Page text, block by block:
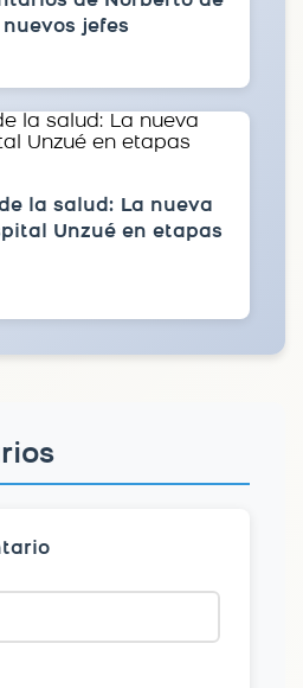
jefes
la salud: La nueva
Unzué en etapas